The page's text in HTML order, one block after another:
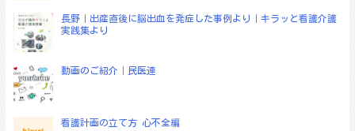
長野｜出産直後に脳出血を発症した事例より｜キラッと看護介護
実践集より
動画のご紹介｜民医連
看護計画の立て方 心不全編